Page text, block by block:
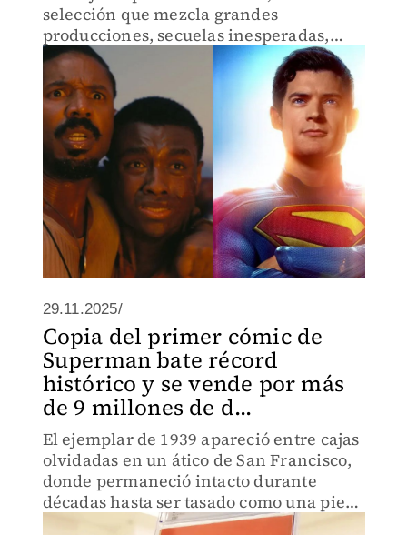
selección que mezcla grandes
producciones, secuelas inesperadas,
cine de autor y apuestas arriesgadas que
marcaron el año.
29.11.2025/
Copia del primer cómic de
Superman bate récord
histórico y se vende por más
de 9 millones de d...
El ejemplar de 1939 apareció entre cajas
olvidadas en un ático de San Francisco,
donde permaneció intacto durante
décadas hasta ser tasado como una pieza
excepcional.